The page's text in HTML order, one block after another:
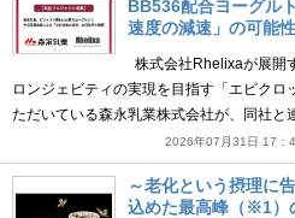
BB536配合ヨーグル
速度の減速」の可能
株式会社Rhelixaが展開
ロンジェビティの実現を目指す「エピク
ただいている森永乳業株式会社が、同社
2026年07月31日 17：
～老化という摂理に
込めた最高峰（※1）